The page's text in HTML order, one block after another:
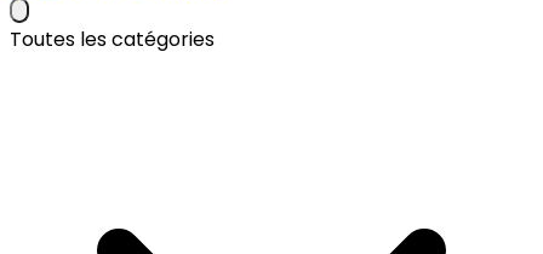
Toutes les catégories